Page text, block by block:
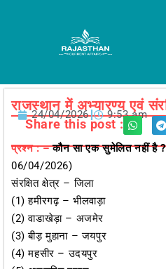
राजस्थान में अभ्यारण्य एवं
24/04/2026 9:53 am
Share this post :
प्रश्न : –कौन सा एक सुमेलित नहीं है ?
06/04/2026)
संरक्षित क्षेत्र – जिला
(1) हमीरगढ़ – भीलवाड़ा
(2) वाडाखेड़ा – अजमेर
(3) बीड़ मुहाना – जयपुर
(4) महसीर – उदयपुर